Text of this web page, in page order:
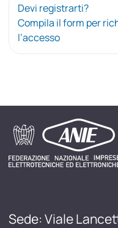
Devi registrarti?
Compila il form per
l’accesso
Sede: Viale